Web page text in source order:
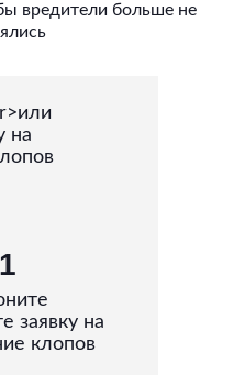
вредители больше не
заявку на
клопов